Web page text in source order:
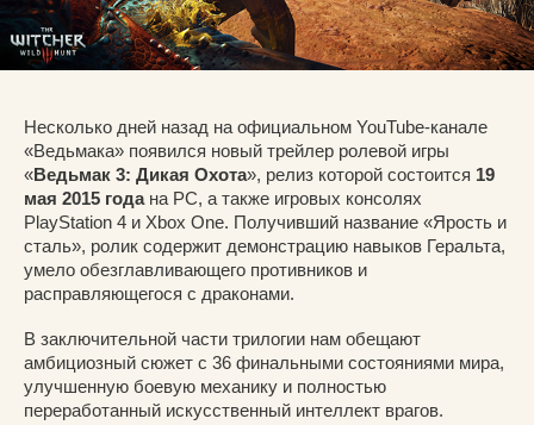
Несколько дней назад на официальном YouTube-канале
«Ведьмака» появился новый трейлер ролевой игры
«Ведьмак 3: Дикая Охота», релиз которой состоится 19
мая 2015 годана PC, а также игровых консолях
PlayStation 4 и Xbox One. Получивший название «Ярость и
сталь», ролик содержит демонстрацию навыков Геральта,
умело обезглавливающего противников и
расправляющегося с драконами.
В заключительной части трилогии нам обещают
амбициозный сюжет с 36 финальными состояниями мира,
улучшенную боевую механику и полностью
переработанный искусственный интеллект врагов.